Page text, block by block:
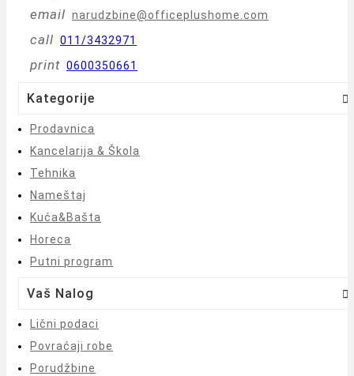
email narudzbine@officeplushome.com
call 011/3432971
print 0600350661
Kategorije 
Prodavnica
Kancelarija & Škola
Tehnika
Nameštaj
Kuća&Bašta
Horeca
Putni program
Vaš Nalog 
Lični podaci
Povraćaji robe
Porudžbine